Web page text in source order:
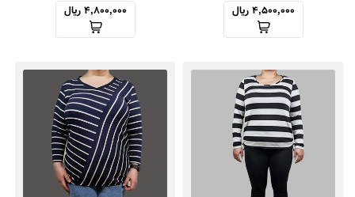
4,500,000 ریال 4,800,000 ریال